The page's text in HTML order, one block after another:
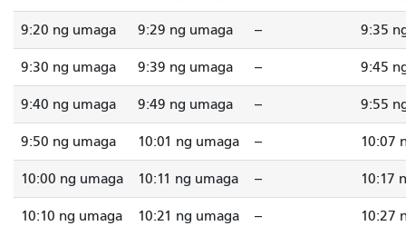
9:20 ng umaga 9:29 ng umaga -- 9:35
9:30 ng umaga 9:39 ng umaga -- 9:45
9:40 ng umaga 9:49 ng umaga -- 9:55
9:50 ng umaga 10:01 ng umaga -- 10:07
10:00 ng umaga 10:11 ng umaga -- 10:17
10:10 ng umaga 10:21 ng umaga -- 10:27